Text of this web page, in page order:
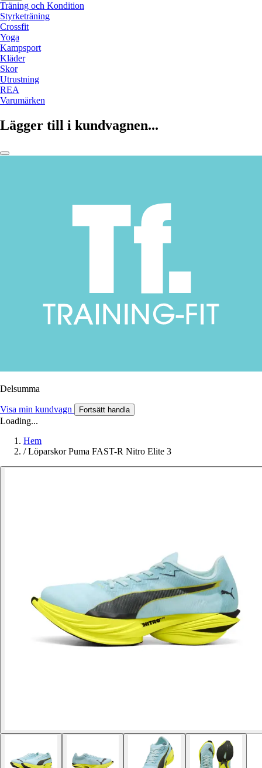
Träning och Kondition
Styrketräning
Crossfit
Yoga
Kampsport
Kläder
Skor
Utrustning
REA
Varumärken
Lägger till i kundvagnen...
Delsumma
Visa min kundvagn Fortsätt handla
Loading...
Hem
/ Löparskor Puma FAST-R Nitro Elite 3